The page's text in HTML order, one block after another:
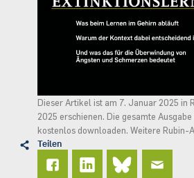
Dieser Artikel ist am 7. Januar 2025 in
2025 erschienen. Die gesamte
kostenlos downloaden. Weitere Rubin-
Teilen